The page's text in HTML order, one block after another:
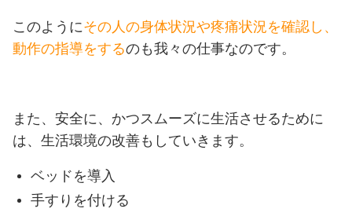
このようにその人の身体状況や疼痛状況を確認し、
動作の指導をするのも我々の仕事なのです。
また、安全に、かつスムーズに生活させるために
は、生活環境の改善もしていきます。
ベッドを導入
手すりを付ける